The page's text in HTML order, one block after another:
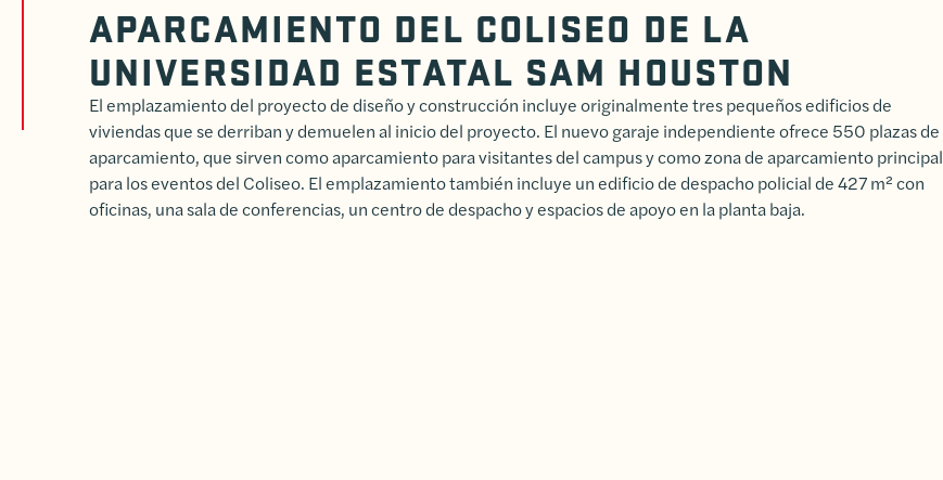
APARCAMIENTO DEL COLISEO DE LA
UNIVERSIDAD ESTATAL SAM HOUSTON
El emplazamiento del proyecto de diseño y construcción incluye originalmente tres pequeños edificios de
viviendas que se derriban y demuelen al inicio del proyecto. El nuevo garaje independiente ofrece 550 plazas de
aparcamiento, que sirven como aparcamiento para visitantes del campus y como zona de aparcamiento principal
para los eventos del Coliseo. El emplazamiento también incluye un edificio de despacho policial de 427 m² con
oficinas, una sala de conferencias, un centro de despacho y espacios de apoyo en la planta baja.